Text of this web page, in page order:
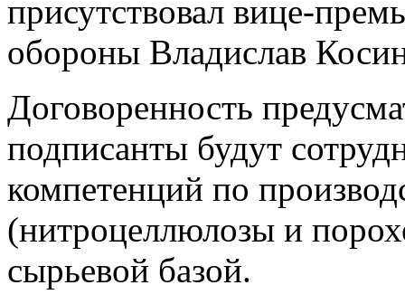
присутствовал вице-
обороны Владислав
Договоренность
подписанты будут
компетенций по
(нитроцеллюлозы и
сырьевой базой.